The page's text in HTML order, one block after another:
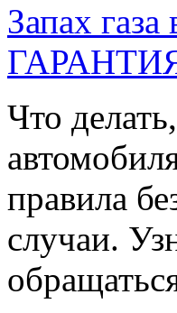
Запах
Что
правила
случаи.